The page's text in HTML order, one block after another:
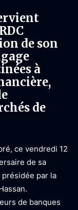
de son
à
de
ce vendredi 12
de sa
par la
de banques